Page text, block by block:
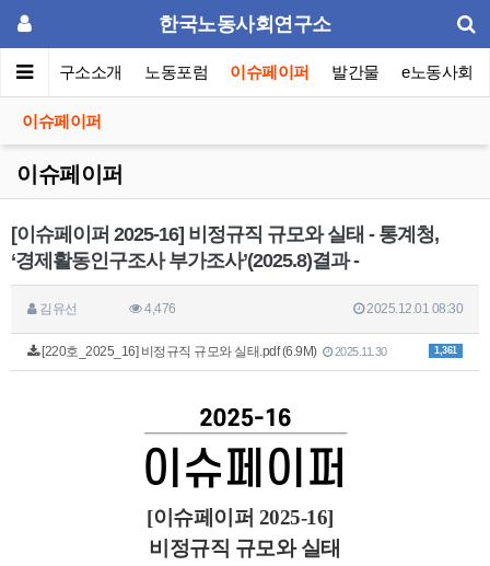
한국노동사회연구소
인 연구소소개 노동포럼 이슈페이퍼 발간물 e노동사회
이슈페이퍼
이슈페이퍼
[이슈페이퍼 2025-16] 비정규직 규모와 실태 - 통계청,
‘경제활동인구조사 부가조사’(2025.8)결과 -
김유선 4,476 2025.12.01 08:30
1,361
[220호_2025_16] 비정규직 규모와 실태.pdf (6.9M) 2025.11.30
[이슈페이퍼 2025-16]
비정규직 규모와 실태